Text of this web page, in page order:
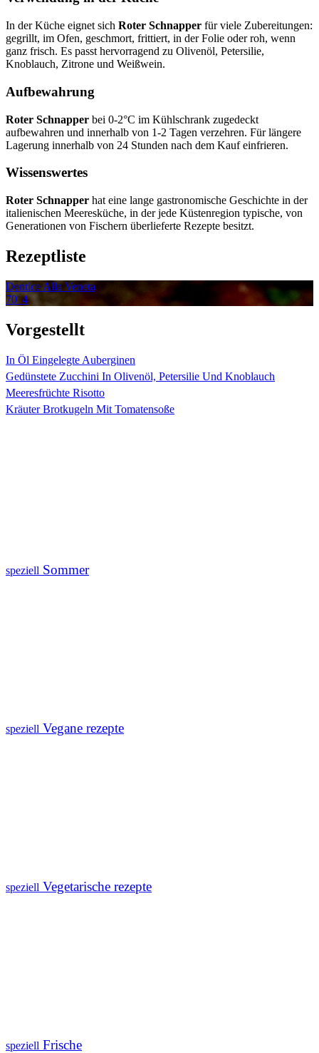
In der Küche eignet sich Roter Schnapper für viele Zubereitungen:
gegrillt, im Ofen, geschmort, frittiert, in der Folie oder roh, wenn
ganz frisch. Es passt hervorragend zu Olivenöl, Petersilie,
Knoblauch, Zitrone und Weißwein.
Aufbewahrung
Roter Schnapper bei 0-2°C im Kühlschrank zugedeckt
aufbewahren und innerhalb von 1-2 Tagen verzehren. Für längere
Lagerung innerhalb von 24 Stunden nach dem Kauf einfrieren.
Wissenswertes
Roter Schnapper hat eine lange gastronomische Geschichte in der
italienischen Meeresküche, in der jede Küstenregion typische, von
Generationen von Fischern überlieferte Rezepte besitzt.
Rezeptliste
Dentice Alla Veneta
70'4
Vorgestellt
In Öl Eingelegte Auberginen
Gedünstete Zucchini In Olivenöl, Petersilie Und Knoblauch
Meeresfrüchte Risotto
Kräuter Brotkugeln Mit Tomatensoße
speziell Sommer
speziell Vegane rezepte
speziell Vegetarische rezepte
speziell Frische